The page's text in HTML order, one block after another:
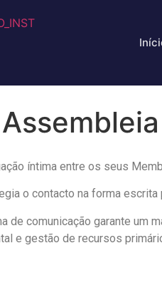
íntima entre os seus
o contacto na forma
de comunicação garante um
e gestão de recursos